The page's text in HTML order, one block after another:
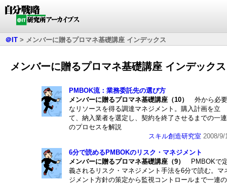
＠IT > メンバーに贈るプロマネ基礎講座 インデックス
メンバーに贈るプロマネ基礎講座 インデックス
PMBOK流：業務委託先の選び方
メンバーに贈るプロマネ基礎講座（10） 外から必要
なリソースを得る調達マネジメント。購入計画を立
て、納入業者を選定し、契約を終了させるまでの一連
のプロセスを解説
スキル創造研究室 2008/9/
6分で読めるPMBOKのリスク・マネジメント
メンバーに贈るプロマネ基礎講座（9）
PMBOKで
義されるリスク・マネジメント手法を6分で読む。マ
ジメント方針の策定から監視コントロールまで一連の